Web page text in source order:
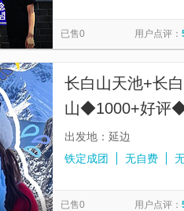
已售0 用户点评：
长白山天池+长
山◆1000+好评
出发地：延边
铁定成团
无自费
已售0 用户点评：